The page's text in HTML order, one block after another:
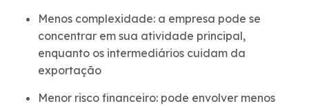
Menos complexidade: a empresa pode se
concentrar em sua atividade principal,
enquanto os intermediários cuidam da
exportação
Menor risco financeiro: pode envolver menos